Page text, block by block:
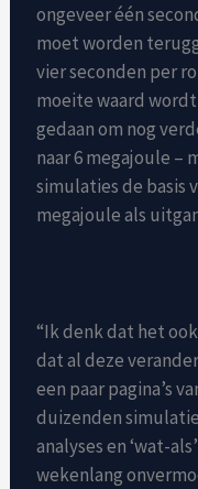
ongeveer één
moet worden
vier seconden per
moeite waard
gedaan om nog
naar 6 megajoule –
simulaties de basis
megajoule als
“Ik denk dat het
dat al deze
een paar pagina’s
duizenden
analyses en ‘wat-
wekenlang